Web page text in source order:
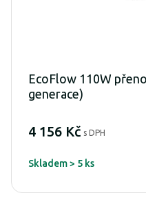
EcoFlow 110W
generace)
4 156 Kč s DPH
Skladem > 5 ks